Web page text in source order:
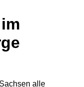
alle